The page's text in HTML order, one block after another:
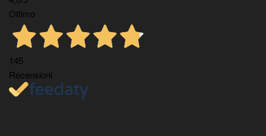
Ottimo
145
Recensioni